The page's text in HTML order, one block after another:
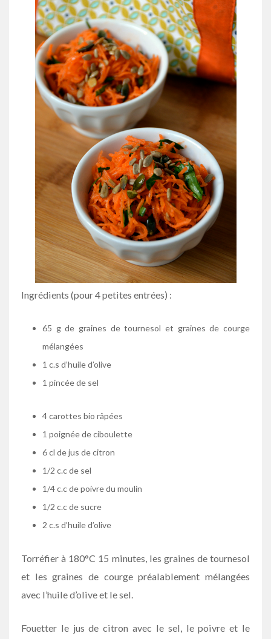
Ingrédients (pour 4 petites entrées) :
65 g de graines de tournesol et graines de courge
mélangées
1 c.s d’huile d’olive
1 pincée de sel
4 carottes bio râpées
1 poignée de ciboulette
6 cl de jus de citron
1/2 c.c de sel
1/4 c.c de poivre du moulin
1/2 c.c de sucre
2 c.s d’huile d’olive
Torréfier à 180°C 15 minutes, les graines de tournesol
et les graines de courge préalablement mélangées
avec l’huile d’olive et le sel.
Fouetter le jus de citron avec le sel, le poivre et le